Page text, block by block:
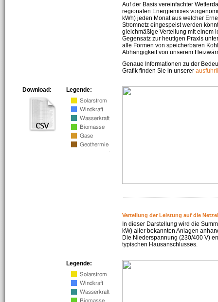
Auf der Basis vereinfachter
regionalen Energiemixes
kWh) jeden Monat aus welcher
Stromnetz eingespeist werden
gleichmäßige Verteilung mit einem
Gegensatz zur heutigen Praxis
alle Formen von speicherbaren
Abhängigkeit von unserem
Genaue Informationen zu der
Grafik finden Sie in unserer
Legende:
Download:
Verteilung der Leistung auf die
In dieser Darstellung wird die
kW) aller bekannten Anlagen
Die Niederspannung (230/400 V)
typischen Hausanschlusses.
Legende: